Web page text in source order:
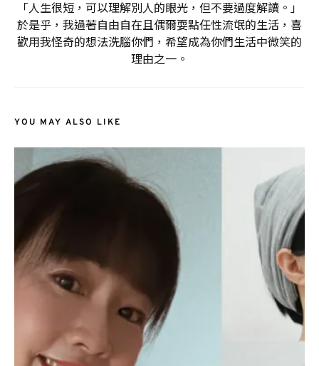
「人生很短，可以理解別人的眼光，但不要過度解讀。」
於是乎，我過著自由自在且偶爾耍點任性流氓的生活，喜
歡用我怪奇的想法洗腦你們，希望成為你們生活中微笑的
理由之一。
YOU MAY ALSO LIKE